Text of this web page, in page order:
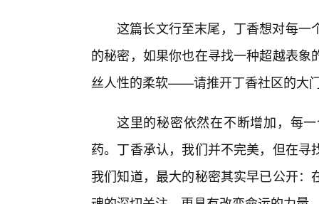
这篇长文行至末尾，丁香想对每一
的秘密，如果你也在寻找一种超越表
丝人性的柔软——请推开丁香社区的大
这里的秘密依然在不断增加，每
药。丁香承认，我们并不完美，但在
我们知道，最大的秘密其实早已公开